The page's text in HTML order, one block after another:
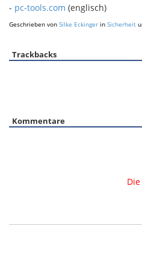
- pc-tools.com (englisch)
Geschrieben von Silke Eckinger in Sicherheit
Trackbacks
Kommentare